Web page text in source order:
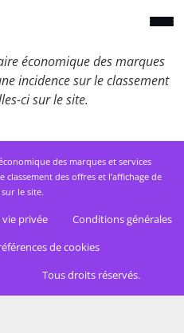
économique des marques
incidence sur le classement
ci sur le site.
des marques et services
classement des offres et l’affichage de
le site.
privée
Conditions générales
de cookies
Tous droits réservés.